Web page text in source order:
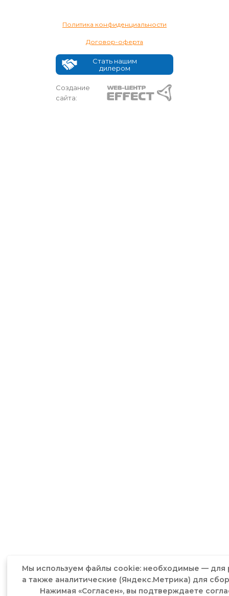
Политика конфиденциальности
Договор-оферта
Стать нашим
дилером
Создание
сайта:
Мы используем файлы cookie: необходимые — для
а также аналитические (Яндекс.Метрика) для
Нажимая «Согласен», вы подтверждаете